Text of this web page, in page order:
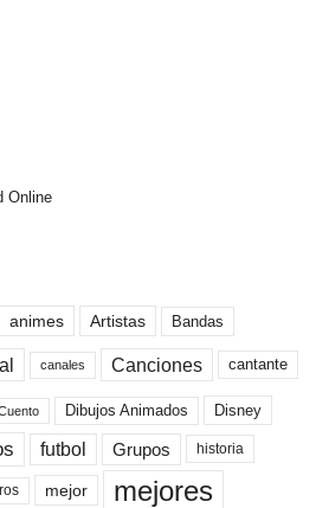
Online
animes Artistas Bandas
canales Canciones cantante
Dibujos Animados Disney
futbol Grupos historia
mejor mejores